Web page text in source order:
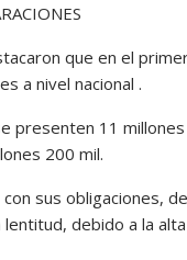
que en el
a nivel nacional .
presenten 11
200 mil.
sus obligaciones,
debido a la